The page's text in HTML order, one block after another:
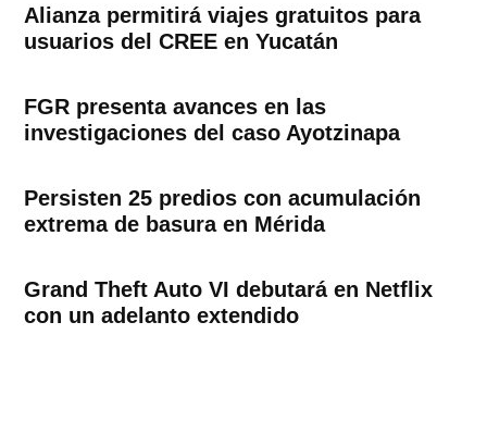
Alianza permitirá viajes gratuitos para
usuarios del CREE en Yucatán
FGR presenta avances en las
investigaciones del caso Ayotzinapa
Persisten 25 predios con acumulación
extrema de basura en Mérida
Grand Theft Auto VI debutará en Netflix
con un adelanto extendido